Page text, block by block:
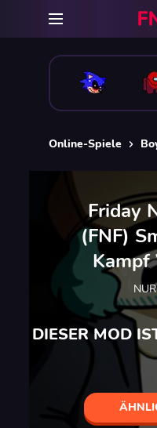
Online-Spiele
Friday
(FNF)
Kampf
DIESER MOD